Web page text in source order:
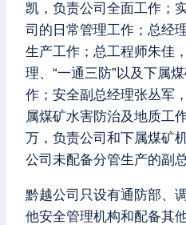
凯，负责公司全面工作；
司的日常管理工作；总经
生产工作；总工程师朱佳
理、“一通三防”以及下属
作；安全副总经理张丛军
属煤矿水害防治及地质工
万，负责公司和下属煤矿
公司未配备分管生产的副总
黔越公司只设有通防部、
他安全管理机构和配备其